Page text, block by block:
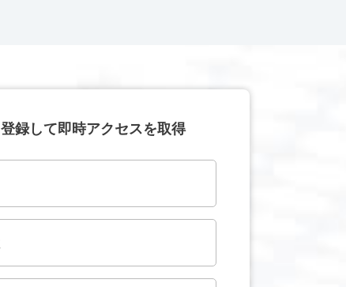
登録して即時アクセスを取得